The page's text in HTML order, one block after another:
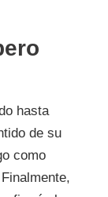
hasta
de su
como